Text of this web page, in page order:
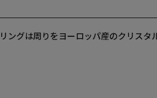
ングは周りをヨーロッパ産のクリス